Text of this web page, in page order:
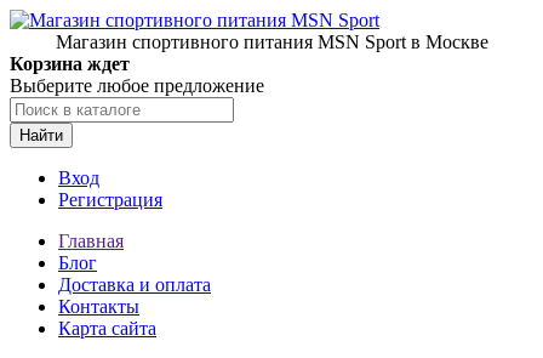
Магазин спортивного питания MSN Sport в Москве
Корзина ждет
Выберите любое предложение
Найти
Вход
Регистрация
Главная
Блог
Доставка и оплата
Контакты
Карта сайта